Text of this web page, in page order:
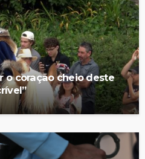
o coração cheio deste